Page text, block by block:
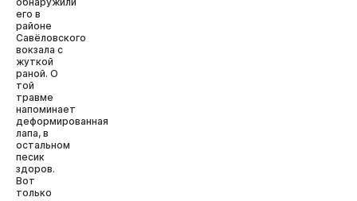
его в
районе
Савёловского
вокзала с
жуткой
раной. О
той
травме
напоминает
деформированная
лапа, в
остальном
песик
здоров.
Вот
только